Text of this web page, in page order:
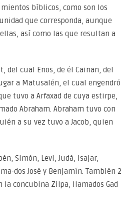
bíblicos, como son los
que corresponda, aunque
así como las que resultan a
del cual Enos, de él Cainan, del
a Matusalén, el cual engendró
tuvo a Arfaxad de cuya estirpe,
Abraham. Abraham tuvo con
a su vez tuvo a Jacob, quien
Simón, Levi, Judá, Isajar,
dos José y Benjamín. También 2
concubina Zilpa, llamados Gad